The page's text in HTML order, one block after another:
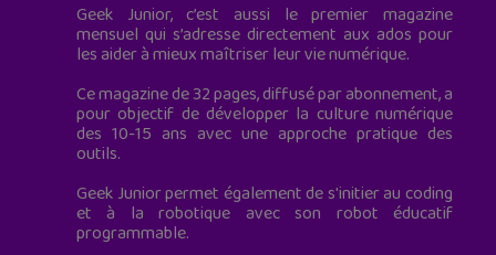
Geek Junior, c’est aussi le premier magazine
mensuel qui s’adresse directement aux ados pour
les aider à mieux maîtriser leur vie numérique.
Ce magazine de 32 pages, diffusé par abonnement, a
pour objectif de développer la culture numérique
des 10-15 ans avec une approche pratique des
outils.
Geek Junior permet également de s'initier au coding
et à la robotique avec son robot éducatif
programmable.